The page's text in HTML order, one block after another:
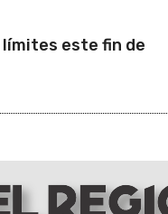
este fin de